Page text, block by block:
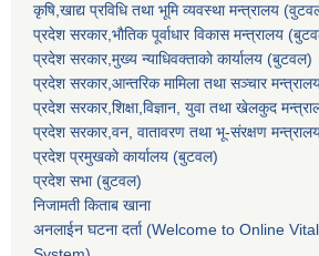
कृषि,खाद्य प्रविधि तथा भूमि व्यवस्था मन्त्रालय
प्रदेश सरकार,भाैतिक पूर्वाधार विकास मन्त्रालय
प्रदेश सरकार,मुख्य न्याधिवक्ताकाे कार्यालय (बुटवल)
प्रदेश सरकार,आन्तरिक मामिला तथा सञ्चार
प्रदेश सरकार,शिक्षा,विज्ञान, युवा तथा खेलकुद
प्रदेश सरकार,वन, वातावरण तथा भू-संरक्षण
प्रदेश प्रमुखकाे कार्यालय (बुटवल)
प्रदेश सभा (बुटवल)
निजामती किताब खाना
अनलाईन घटना दर्ता (Welcome to Online